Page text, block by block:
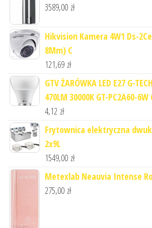
3589,00 zł
Hikvision Kamera 4W1 Ds-
8Mm) C
121,69 zł
GTV ŻARÓWKA LED E27 G-
470LM 30000K GT-PC2A60-6W
4,12 zł
Frytownica elektryczna
2x9L
1549,00 zł
Metexlab Neauvia Intense
275,00 zł